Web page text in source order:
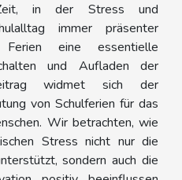
in der Stress und
immer präsenter
eine essentielle
und Aufladen der
widmet sich der
von Schulferien für das
Wir betrachten, wie
Stress nicht nur die
sondern auch die